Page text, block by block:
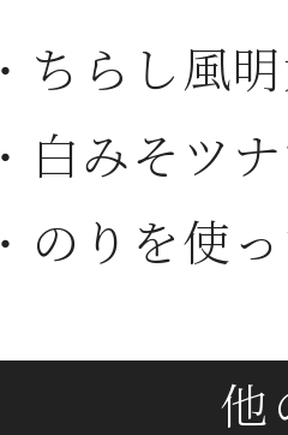
・ちらし風
・白みそツ
・のりを使